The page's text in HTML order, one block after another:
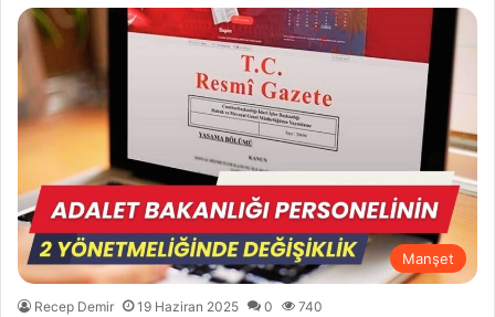
Manşet
Recep Demir 19 Haziran 2025 0 740